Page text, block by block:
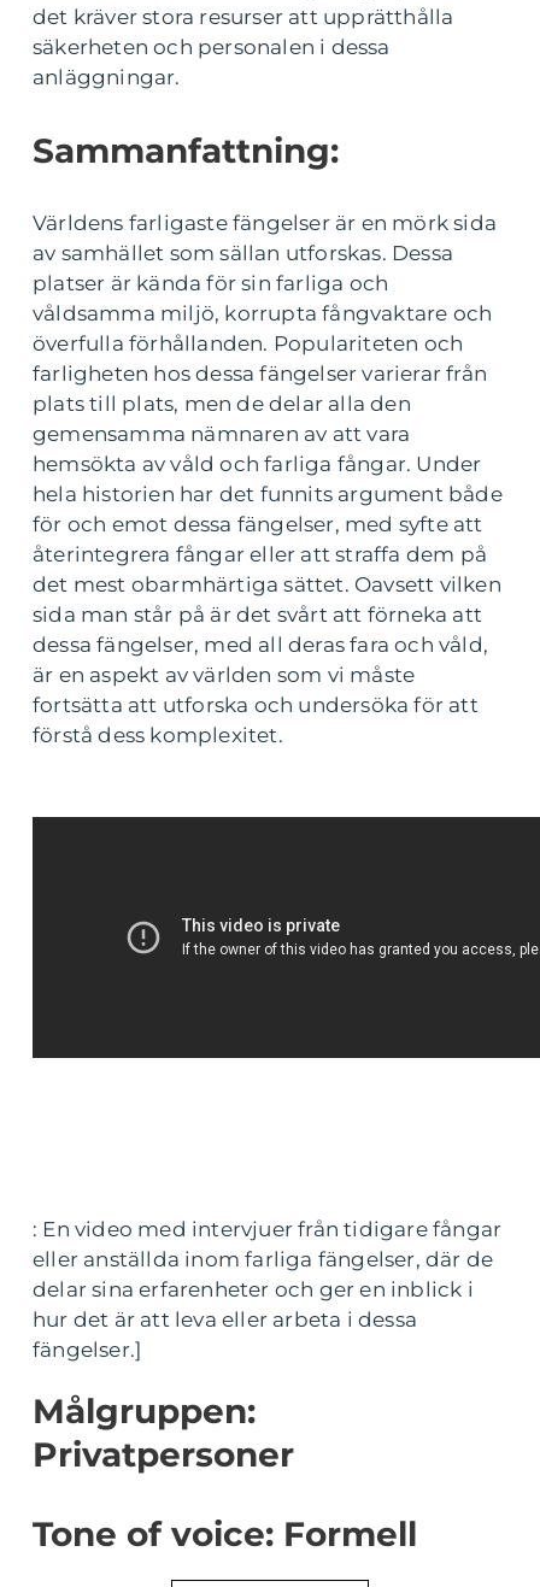
det kräver stora resurser att upprätthålla
säkerheten och personalen i dessa
anläggningar.
Sammanfattning:
Världens farligaste fängelser är en mörk sida
av samhället som sällan utforskas. Dessa
platser är kända för sin farliga och
våldsamma miljö, korrupta fångvaktare och
överfulla förhållanden. Populariteten och
farligheten hos dessa fängelser varierar från
plats till plats, men de delar alla den
gemensamma nämnaren av att vara
hemsökta av våld och farliga fångar. Under
hela historien har det funnits argument både
för och emot dessa fängelser, med syfte att
återintegrera fångar eller att straffa dem på
det mest obarmhärtiga sättet. Oavsett vilken
sida man står på är det svårt att förneka att
dessa fängelser, med all deras fara och våld,
är en aspekt av världen som vi måste
fortsätta att utforska och undersöka för att
förstå dess komplexitet.
: En video med intervjuer från tidigare fångar
eller anställda inom farliga fängelser, där de
delar sina erfarenheter och ger en inblick i
hur det är att leva eller arbeta i dessa
fängelser.]
Målgruppen:
Privatpersoner
Tone of voice: Formell